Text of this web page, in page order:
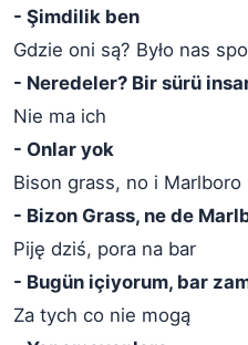
- Şimdilik ben
Gdzie oni są? Było nas
- Neredeler? Bir sürü
Nie ma ich
- Onlar yok
Bison grass, no i Marlboro
- Bizon Grass, ne de
Piję dziś, pora na bar
- Bugün içiyorum, bar
Za tych co nie mogą